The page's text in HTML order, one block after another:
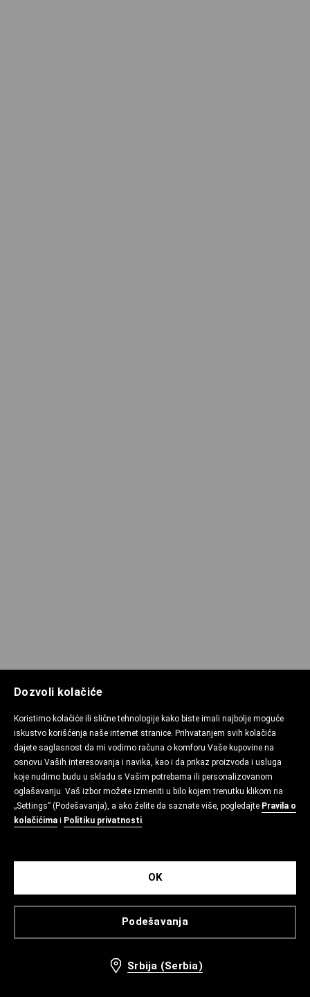
Dozvoli kolačiće
Koristimo kolačiće ili slične tehnologije kako biste imali najbolje moguće
iskustvo korišćenja naše internet stranice. Prihvatanjem svih kolačića
dajete saglasnost da mi vodimo računa o komforu Vaše kupovine na
osnovu Vaših interesovanja i navika, kao i da prikaz proizvoda i usluga
koje nudimo budu u skladu s Vašim potrebama ili personalizovanom
oglašavanju. Vaš izbor možete izmeniti u bilo kojem trenutku klikom na
„Settings” (Podešavanja), a ako želite da saznate više, pogledajte Pravila o
kolačićima i Politiku privatnosti.
Podešavanja
OK
Srbija (Serbia)